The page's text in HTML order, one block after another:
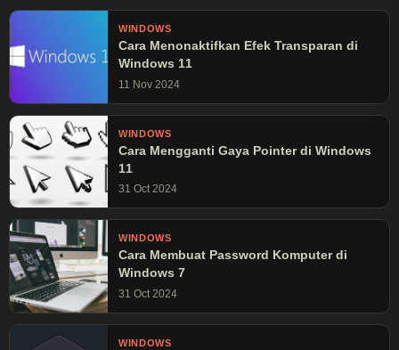
WINDOWS
Cara Menonaktifkan Efek Transparan di
Windows 11
11 Nov 2024
WINDOWS
Cara Mengganti Gaya Pointer di Windows
11
31 Oct 2024
WINDOWS
Cara Membuat Password Komputer di
Windows 7
31 Oct 2024
WINDOWS